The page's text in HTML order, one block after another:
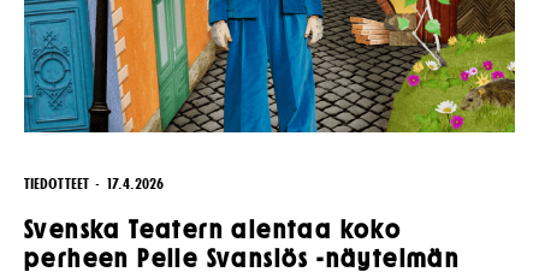
TIEDOTTEET 17.4.2026
Svenska Teatern alentaa koko
perheen Pelle Svanslös -näytelmän